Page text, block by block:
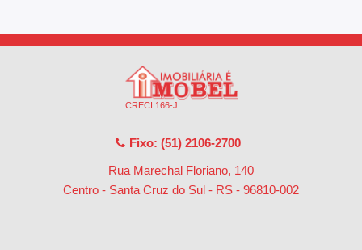
CRECI 166-J
Fixo: (51) 2106-2700
Rua Marechal Floriano, 140
Centro - Santa Cruz do Sul - RS - 96810-002